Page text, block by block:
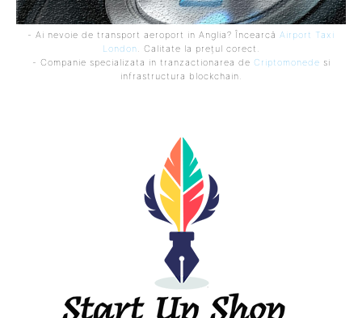
- Ai nevoie de transport aeroport in Anglia? Încearcă Airport Taxi
London. Calitate la prețul corect.
- Companie specializata in tranzactionarea de Criptomonede si
infrastructura blockchain.